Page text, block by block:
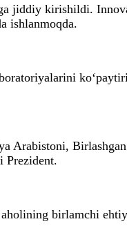
jiddiy kirishildi.
ishlanmoqda.
Arabistoni,
Prezident.
birlamchi